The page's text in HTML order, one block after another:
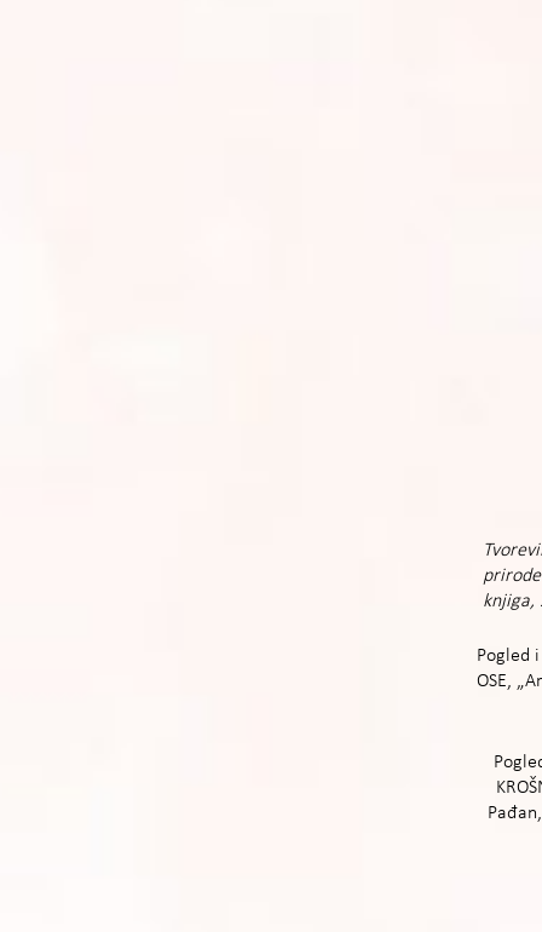
knjiga,
Pogled
OSE,